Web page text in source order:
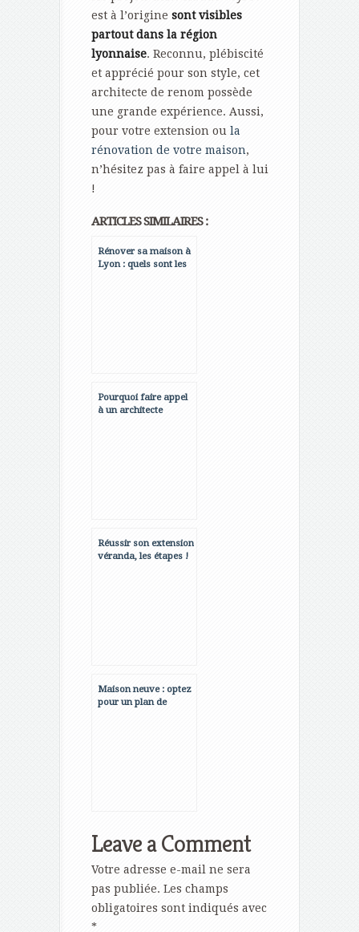
est à l’origine sont visibles
partout dans la région
lyonnaise. Reconnu, plébiscité
et apprécié pour son style, cet
architecte de renom possède
une grande expérience. Aussi,
pour votre extension ou la
rénovation de votre maison,
n’hésitez pas à faire appel à lui
!
ARTICLES SIMILAIRES :
Rénover sa maison à
Lyon : quels sont les
Pourquoi faire appel
à un architecte
Réussir son extension
véranda, les étapes !
Maison neuve : optez
pour un plan de
Leave a Comment
Votre adresse e-mail ne sera
pas publiée. Les champs
obligatoires sont indiqués avec
*